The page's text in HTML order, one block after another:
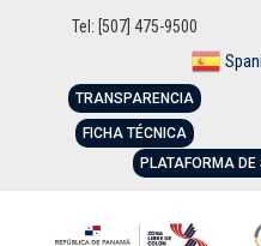
Tel: [507] 475-9500
TRANSPARENCIA
FICHA TÉCNICA
PLATAFORMA